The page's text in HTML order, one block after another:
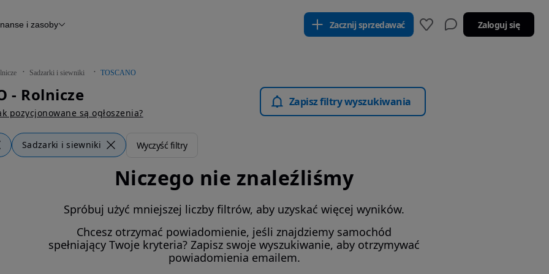
i zasoby Zacznij sprzedawać Zaloguj się
Sadzarki i siewniki TOSCANO
- Rolnicze
pozycjonowane są ogłoszenia?
Zapisz filtry wyszukiwania
Sadzarki i siewniki Wyczyść filtry
Niczego nie znaleźliśmy
Spróbuj użyć mniejszej liczby filtrów, aby uzyskać więcej wyników.
Chcesz otrzymać powiadomienie, jeśli znajdziemy samochód
spełniający Twoje kryteria? Zapisz swoje wyszukiwanie, aby otrzymywać
powiadomienia emailem.